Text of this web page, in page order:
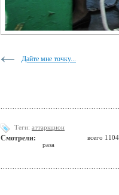
Дайте мне точку...
Теги: аттаркцион
Смотрели:
всего 1104
раза